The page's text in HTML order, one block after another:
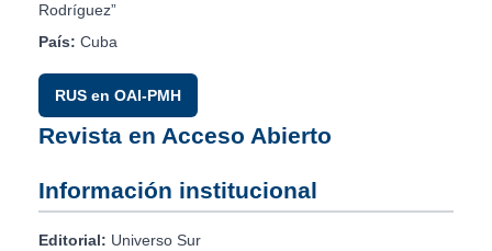
Rodríguez”
País: Cuba
RUS en OAI-PMH
Revista en Acceso Abierto
Información institucional
Editorial: Universo Sur